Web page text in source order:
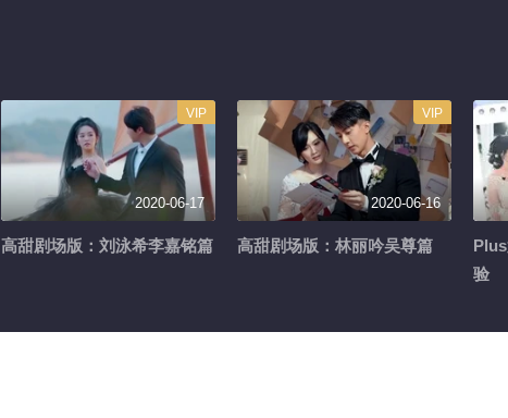
VIP
2020-06-17
高甜剧场版：刘泳希李嘉铭篇
VIP
2020-06-16
高甜剧场版：林丽吟吴尊篇
验